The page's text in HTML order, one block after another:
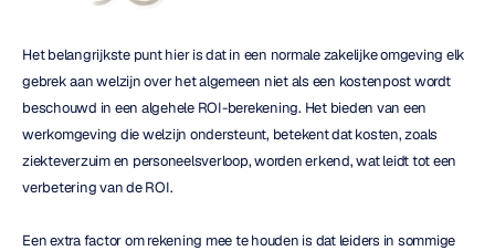
Het belangrijkste punt hier is dat in een normale zakelijke omgeving elk
gebrek aan welzijn over het algemeen niet als een kostenpost wordt
beschouwd in een algehele ROI-berekening. Het bieden van een
werkomgeving die welzijn ondersteunt, betekent dat kosten, zoals
ziekteverzuim en personeelsverloop, worden erkend, wat leidt tot een
verbetering van de ROI.
Een extra factor om rekening mee te houden is dat leiders in sommige